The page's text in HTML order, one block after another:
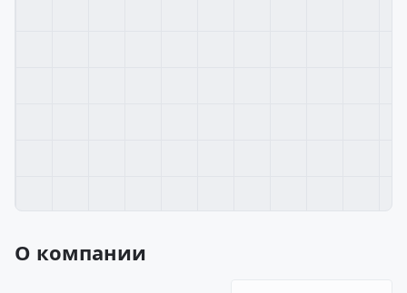
О компании